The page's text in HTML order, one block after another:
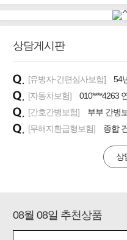
#노후
#교통
#무해
#바뀌기
상담게시판
[유병자·간편심사보험]
54
[자동차보험]
010****4263
[간호간병보험]
부부 간병
[무해지환급형보험]
종합
상
08월 08일 추천상품